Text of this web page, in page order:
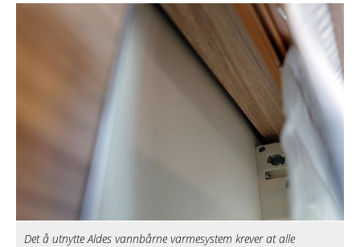
Det å utnytte Aldes vannbårne varmesystem krever at alle